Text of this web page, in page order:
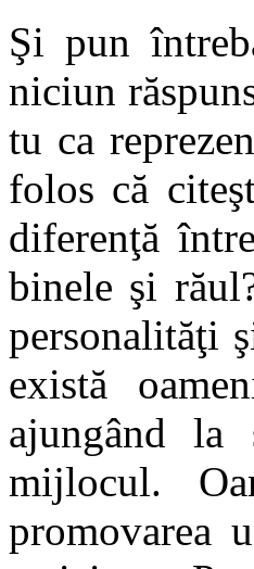
Şi pun
niciun
tu ca
folos că
diferenţă
binele şi
personalităţi
există
ajungând la
mijlocul.
promovarea